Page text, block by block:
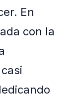
En
con la